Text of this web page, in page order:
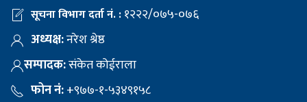
सूचना विभाग दर्ता नं. :१२२२/०७५-०७६
अध्यक्ष:नरेश श्रेष्ठ
सम्पादक:संकेत कोईराला
फोन नं:+९७७-१-५३४९१५८